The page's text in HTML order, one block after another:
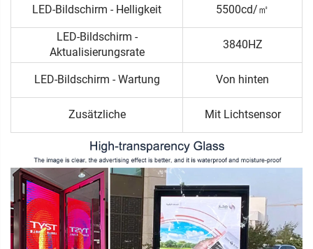
LED-Bildschirm - Helligkeit 5500cd/㎡
LED-Bildschirm -
Aktualisierungsrate
3840HZ
LED-Bildschirm - Wartung Von hinten
Zusätzliche Mit Lichtsensor